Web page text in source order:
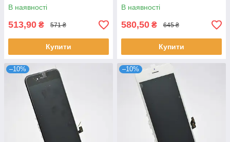
В наявності
513,90 ₴ 571 ₴
Купити
В наявності
580,50 ₴ 645 ₴
Купити
–10% –10%